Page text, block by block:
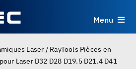
Menu
Produits
Laser / RayTools Pièces en
Laser D32 D28 D19.5 D21.4 D41